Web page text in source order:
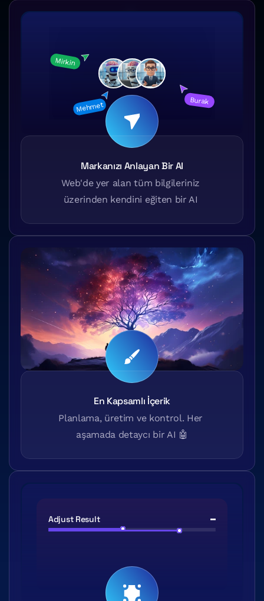
Mirkin
Mehmet Burak
Markanızı Anlayan Bir AI
Web'de yer alan tüm bilgileriniz
üzerinden kendini eğiten bir AI
En Kapsamlı İçerik
Planlama, üretim ve kontrol. Her
aşamada detaycı bir AI 🤖
Adjust Result